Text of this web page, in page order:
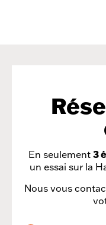
En seulement3
un essai sur la
Nous vous